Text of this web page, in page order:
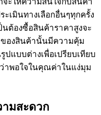
เมินทางเลือกอื่นๆทุกครั้ง
ต้องซื้อสินค้าราคาสูงจะ
องสินค้านั้นมีความคุ้ม
แบบต่างเพื่อเปรียบเทียบ
าพอใจในคุณค่าในแง่มุม
ามสะดวก